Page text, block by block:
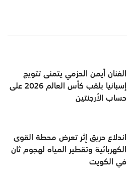
الفنان أيمن الحزمي يتمنى تتويج
إسبانيا بلقب كأس العالم 2026 على
حساب الأرجنتين
اندلاع حريق إثر تعرض محطة القوى
الكهربائية وتقطير المياه لهجوم ثان
في الكويت